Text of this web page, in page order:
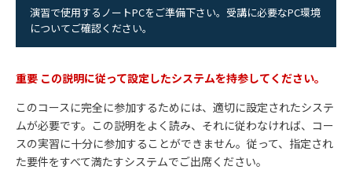
演習で使用するノートPCをご準備下さい。受講に必要なPC環境
についてご確認ください。
重要 この説明に従って設定したシステムを持参してください。
このコースに完全に参加するためには、適切に設定されたシステ
ムが必要です。この説明をよく読み、それに従わなければ、コー
スの実習に十分に参加することができません。従って、指定され
た要件をすべて満たすシステムでご出席ください。